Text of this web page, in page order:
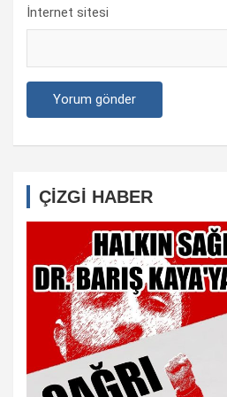
İnternet sitesi
ÇİZGİ HABER